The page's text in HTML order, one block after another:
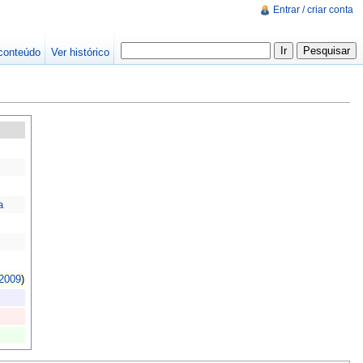
)
Entrar / criar conta
Ver histórico